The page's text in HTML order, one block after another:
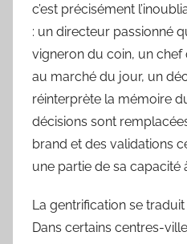
c’est précisément
: un directeur passionné
vigneron du coin, un
au marché du jour, un
réinterprète la mémoire
décisions sont
brand et des validations
une partie de sa capacité
La gentrification se
Dans certains centres-